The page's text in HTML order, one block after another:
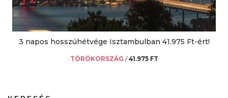
3 napos hosszúhétvége Isztambulban 41.975 Ft-ért!
TÖRÖKORSZÁG /41.975 FT